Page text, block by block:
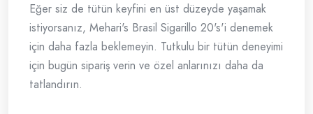
Eğer siz de tütün keyfini en üst düzeyde yaşamak
istiyorsanız, Mehari's Brasil Sigarillo 20's'i denemek
için daha fazla beklemeyin. Tutkulu bir tütün deneyimi
için bugün sipariş verin ve özel anlarınızı daha da
tatlandırın.